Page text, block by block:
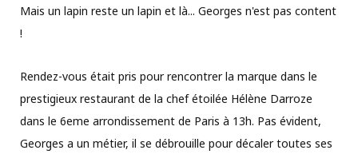
Mais un lapin reste un lapin et là... Georges n'est pas content
!
Rendez-vous était pris pour rencontrer la marque dans le
prestigieux restaurant de la chef étoilée Hélène Darroze
dans le 6eme arrondissement de Paris à 13h. Pas évident,
Georges a un métier, il se débrouille pour décaler toutes ses